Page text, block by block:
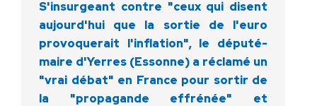
S'insurgeant contre "ceux qui disent
aujourd'hui que la sortie de l'euro
provoquerait l'inflation", le député-
maire d'Yerres (Essonne) a réclamé un
"vrai débat" en France pour sortir de
la "propagande effrénée" et